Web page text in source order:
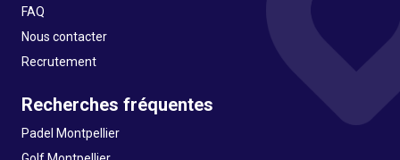
FAQ
Nous contacter
Recrutement
Recherches fréquentes
Padel Montpellier